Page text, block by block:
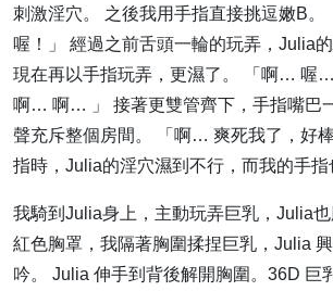
刺激淫穴。 之後我用手指直接挑逗嫩B。
喔！」 經過之前舌頭一輪的玩弄，Julia
現在再以手指玩弄，更濕了。 「啊… 喔…
啊… 啊… 」 接著更雙管齊下，手指嘴巴
聲充斥整個房間。 「啊… 爽死我了，好
指時，Julia的淫穴濕到不行，而我的手指
我騎到Julia身上，主動玩弄巨乳，Julia
紅色胸罩，我隔著胸圍揉捏巨乳，Julia
吟。 Julia 伸手到背後解開胸圍。36D 巨